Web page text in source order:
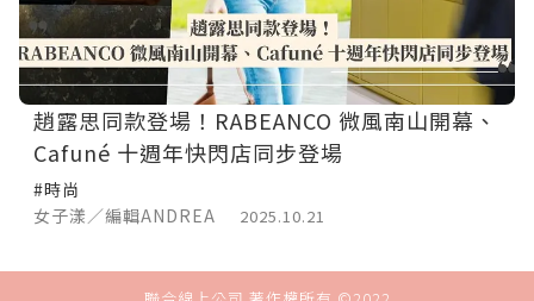
趙露思同款登場！RABEANCO 微風南山開幕、
Cafuné 十週年快閃店同步登場
#時尚
女子漾／編輯ANDREA
2025.10.21